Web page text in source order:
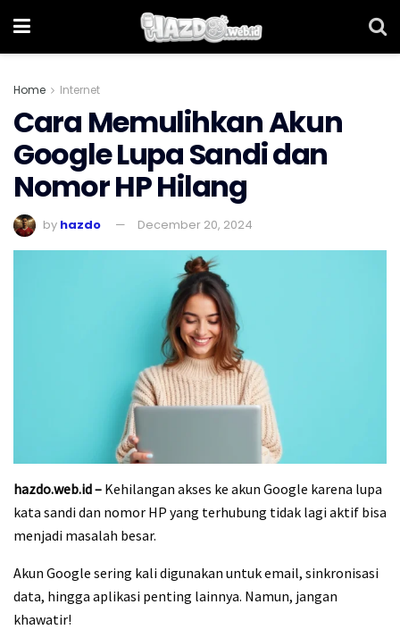
Home Internet
Cara Memulihkan Akun
Google Lupa Sandi dan
Nomor HP Hilang
by hazdo December 20, 2024
hazdo.web.id – Kehilangan akses ke akun Google karena lupa
kata sandi dan nomor HP yang terhubung tidak lagi aktif bisa
menjadi masalah besar.
Akun Google sering kali digunakan untuk email, sinkronisasi
data, hingga aplikasi penting lainnya. Namun, jangan
khawatir!